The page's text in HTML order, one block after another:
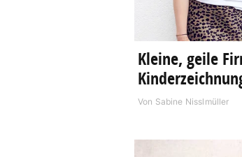
Kleine, geile
Von Sabine Nisslmüller